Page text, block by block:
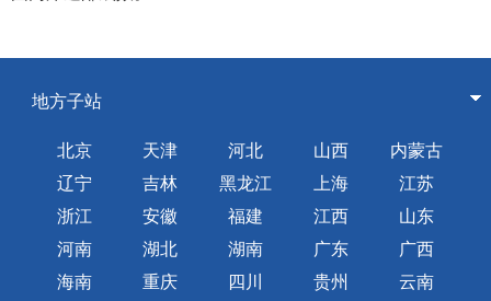
地方子站
北京 天津 河北 山西
内蒙古
辽宁
吉林 黑龙江 上海
江苏
浙江
安徽 福建 江西
山东
河南
湖北 湖南 广东
广西
海南
重庆 四川 贵州 云南